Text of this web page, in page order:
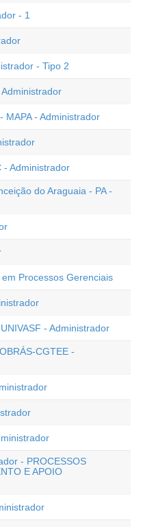
- 1
- Tipo 2
MAPA - Administrador
- Administrador
do Araguaia - PA -
Processos Gerenciais
- Administrador
CGTEE -
- PROCESSOS
E APOIO